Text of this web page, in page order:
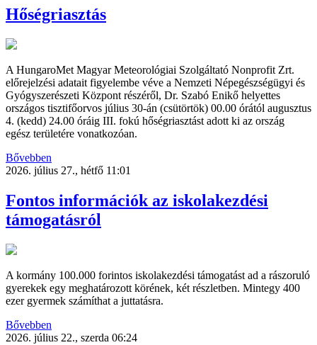
Hőségriasztás
A HungaroMet Magyar Meteorológiai Szolgáltató Nonprofit Zrt.
előrejelzési adatait figyelembe véve a Nemzeti Népegészségügyi és
Gyógyszerészeti Központ részéről, Dr. Szabó Enikő helyettes
országos tisztifőorvos július 30-án (csütörtök) 00.00 órától augusztus
4. (kedd) 24.00 óráig III. fokú hőségriasztást adott ki az ország
egész területére vonatkozóan.
Bővebben
2026. július 27., hétfő 11:01
Fontos információk az iskolakezdési
támogatásról
A kormány 100.000 forintos iskolakezdési támogatást ad a rászoruló
gyerekek egy meghatározott körének, két részletben. Mintegy 400
ezer gyermek számíthat a juttatásra.
Bővebben
2026. július 22., szerda 06:24